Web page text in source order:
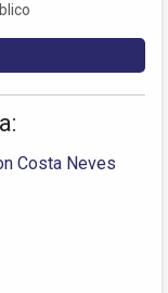
Costa Neves